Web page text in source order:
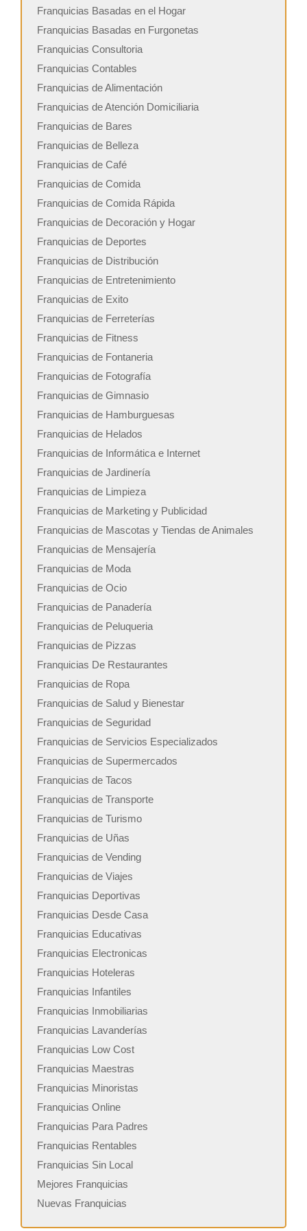
Franquicias Basadas en el Hogar
Franquicias Basadas en Furgonetas
Franquicias Consultoria
Franquicias Contables
Franquicias de Alimentación
Franquicias de Atención Domiciliaria
Franquicias de Bares
Franquicias de Belleza
Franquicias de Café
Franquicias de Comida
Franquicias de Comida Rápida
Franquicias de Decoración y Hogar
Franquicias de Deportes
Franquicias de Distribución
Franquicias de Entretenimiento
Franquicias de Exito
Franquicias de Ferreterías
Franquicias de Fitness
Franquicias de Fontaneria
Franquicias de Fotografía
Franquicias de Gimnasio
Franquicias de Hamburguesas
Franquicias de Helados
Franquicias de Informática e Internet
Franquicias de Jardinería
Franquicias de Limpieza
Franquicias de Marketing y Publicidad
Franquicias de Mascotas y Tiendas de Animales
Franquicias de Mensajería
Franquicias de Moda
Franquicias de Ocio
Franquicias de Panadería
Franquicias de Peluqueria
Franquicias de Pizzas
Franquicias De Restaurantes
Franquicias de Ropa
Franquicias de Salud y Bienestar
Franquicias de Seguridad
Franquicias de Servicios Especializados
Franquicias de Supermercados
Franquicias de Tacos
Franquicias de Transporte
Franquicias de Turismo
Franquicias de Uñas
Franquicias de Vending
Franquicias de Viajes
Franquicias Deportivas
Franquicias Desde Casa
Franquicias Educativas
Franquicias Electronicas
Franquicias Hoteleras
Franquicias Infantiles
Franquicias Inmobiliarias
Franquicias Lavanderías
Franquicias Low Cost
Franquicias Maestras
Franquicias Minoristas
Franquicias Online
Franquicias Para Padres
Franquicias Rentables
Franquicias Sin Local
Mejores Franquicias
Nuevas Franquicias